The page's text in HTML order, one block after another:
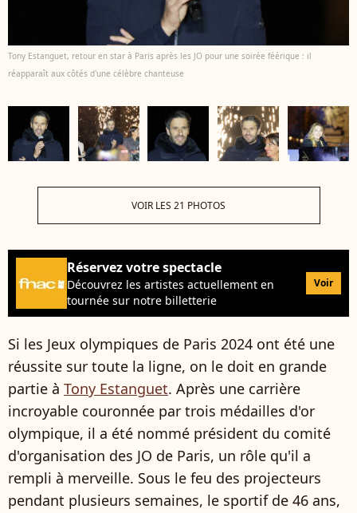
Tony Estanguet, retour en star à Paris après les JO pour une soirée féérique : il
réapparaît aux côtés d'une célèbre chanteuse
VOIR LES 21 PHOTOS
Réservez votre spectacle
Découvrez les artistes actuellement en
tournée sur notre billetterie
Voir
Si les Jeux olympiques de Paris 2024 ont été une
réussite sur toute la ligne, on le doit en grande
partie à Tony Estanguet. Après une carrière
incroyable couronnée par trois médailles d'or
olympique, il a été nommé président du comité
d'organisation des JO de Paris, un rôle qu'il a
rempli à merveille. Sous le feu des projecteurs
pendant plusieurs semaines, le sportif de 46 ans,